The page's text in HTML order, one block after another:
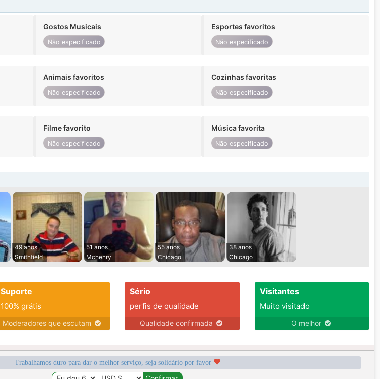
Gostos Musicais
Não especificado
Esportes favoritos
Não especificado
Animais favoritos
Não especificado
Cozinhas favoritas
Não especificado
Filme favorito
Não especificado
Música favorita
Não especificado
49 anos
Smithfield
51 anos
Mchenry
55 anos
Chicago
38 anos
Chicago
Suporte
100% grátis
Moderadores que escutam
Sério
perfis de qualidade
Qualidade confirmada
Visitantes
Muito visitado
O melhor
Trabalhamos duro para dar o melhor serviço, seja solidário por favor